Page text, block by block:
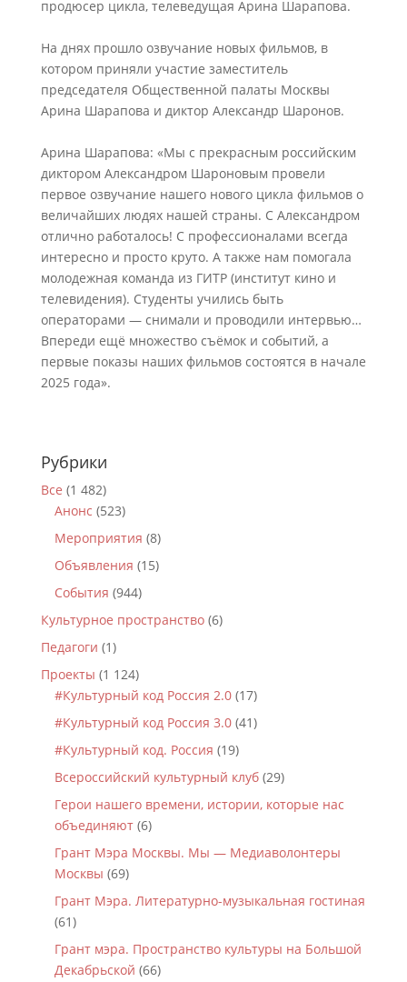
продюсер цикла, телеведущая Арина Шарапова.
На днях прошло озвучание новых фильмов, в
котором приняли участие заместитель
председателя Общественной палаты Москвы
Арина Шарапова и диктор Александр Шаронов.
Арина Шарапова: «Мы с прекрасным российским
диктором Александром Шароновым провели
первое озвучание нашего нового цикла фильмов о
величайших людях нашей страны. С Александром
отлично работалось! С профессионалами всегда
интересно и просто круто. А также нам помогала
молодежная команда из ГИТР (институт кино и
телевидения). Студенты учились быть
операторами — снимали и проводили интервью…
Впереди ещё множество съёмок и событий, а
первые показы наших фильмов состоятся в начале
2025 года».
Рубрики
Все (1 482)
Анонс (523)
Мероприятия (8)
Объявления (15)
События (944)
Культурное пространство(6)
Педагоги (1)
Проекты (1 124)
#Культурный код Россия 2.0(17)
#Культурный код Россия 3.0(41)
#Культурный код. Россия (19)
Всероссийский культурный клуб(29)
Герои нашего времени, истории, которые нас
объединяют(6)
Грант Мэра Москвы. Мы — Медиаволонтеры
Москвы (69)
Грант Мэра. Литературно-музыкальная гостиная
(61)
Грант мэра. Пространство культуры на Большой
Декабрьской (66)